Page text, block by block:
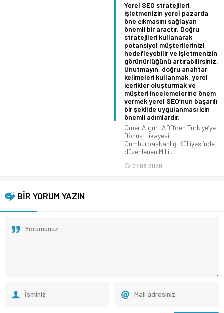
Yerel SEO stratejileri,
işletmenizin yerel pazarda
öne çıkmasını sağlayan
önemli bir araçtır. Doğru
stratejileri kullanarak
potansiyel müşterilerinizi
hedefleyebilir ve işletmenizin
görünürlüğünü artırabilirsiniz.
Unutmayın, doğru anahtar
kelimeleri kullanmak, yerel
içerikler oluşturmak ve
müşteri incelemelerine önem
vermek yerel SEO’nun başarılı
bir şekilde uygulanması için
önemli adımlardır.
Ömer Algur: ABD’den Türkiye’ye
Dönüş Hikayesi
Cumhurbaşkanlığı Külliyesi’nde
düzenlenen Milli...
07.08.2026
BİR YORUM YAZIN